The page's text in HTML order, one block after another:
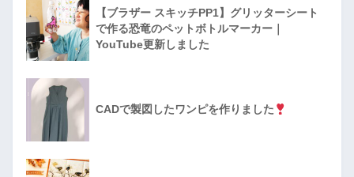
【ブラザー スキッチPP1】グリッターシート
で作る恐竜のペットボトルマーカー｜
YouTube更新しました
CADで製図したワンピを作りました